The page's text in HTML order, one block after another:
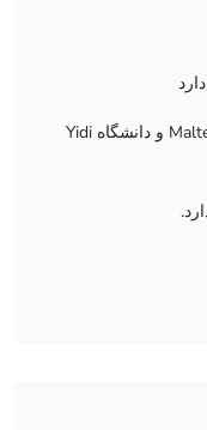
5 دقیقه با منطقه بستانچی ، دانشگاه Maltepe و دانشگاه Yidi